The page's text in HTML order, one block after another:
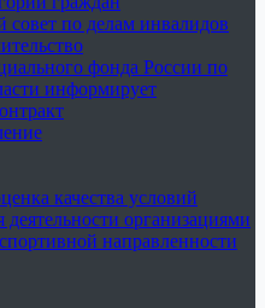
по делам инвалидов
фонда России по
информирует
качества условий
деятельности организациями
направленности